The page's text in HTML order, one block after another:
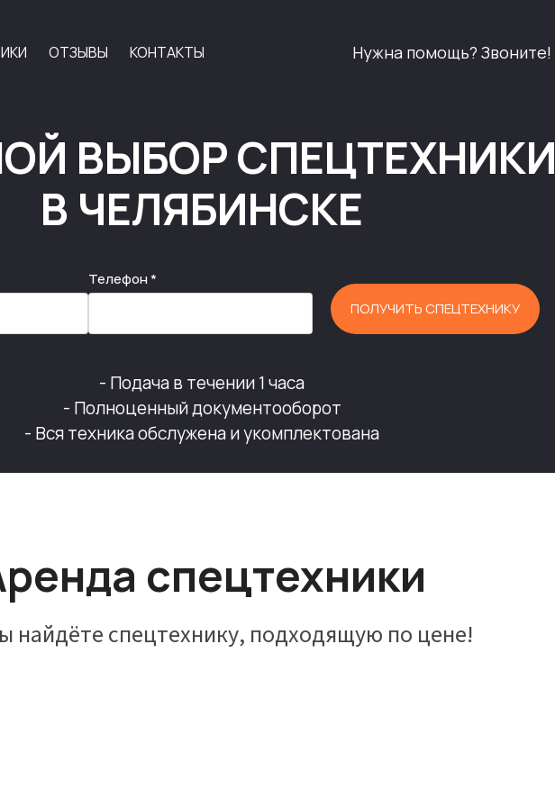
ОТЗЫВЫ КОНТАКТЫ Нужна помощь? Звоните!
ВЫБОР СПЕЦТЕХНИКИ
В ЧЕЛЯБИНСКЕ
Телефон *
ПОЛУЧИТЬ СПЕЦТЕХНИКУ
- Подача в течении 1 часа
- Полноценный документооборот
- Вся техника обслужена и укомплектована
спецтехники
найдёте спецтехнику, подходящую по цене!